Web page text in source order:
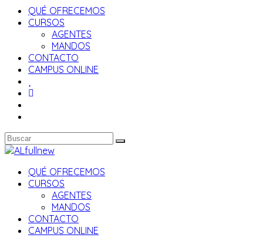
web
QUÉ OFRECEMOS
CURSOS
AGENTES
MANDOS
CONTACTO
CAMPUS ONLINE
QUÉ OFRECEMOS
CURSOS
AGENTES
MANDOS
CONTACTO
CAMPUS ONLINE